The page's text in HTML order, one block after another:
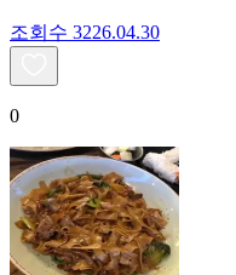
조회수 3226.04.30
0